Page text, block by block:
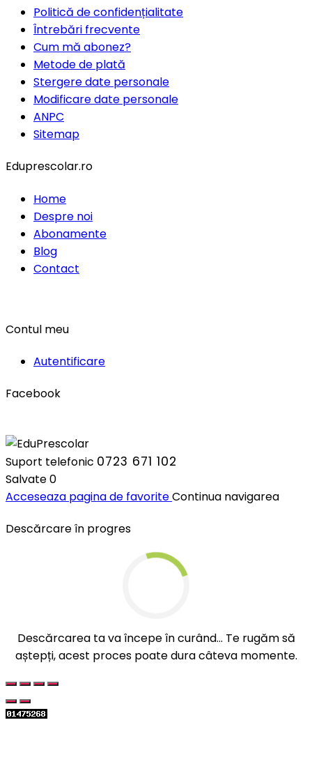
Politică de confidențialitate
Întrebări frecvente
Cum mă abonez?
Metode de plată
Stergere date personale
Modificare date personale
ANPC
Sitemap
Eduprescolar.ro
Home
Despre noi
Abonamente
Blog
Contact
Contul meu
Autentificare
Facebook
Suport telefonic 0723 671 102
Salvate0
Acceseaza pagina de favoriteContinua navigarea
Descărcare în progres
Descărcarea ta va începe în curând... Te rugăm să
aștepți, acest proces poate dura câteva momente.